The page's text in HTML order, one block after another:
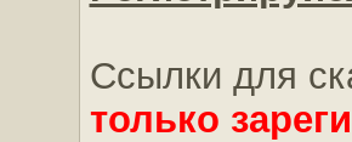
Ссылки для
только